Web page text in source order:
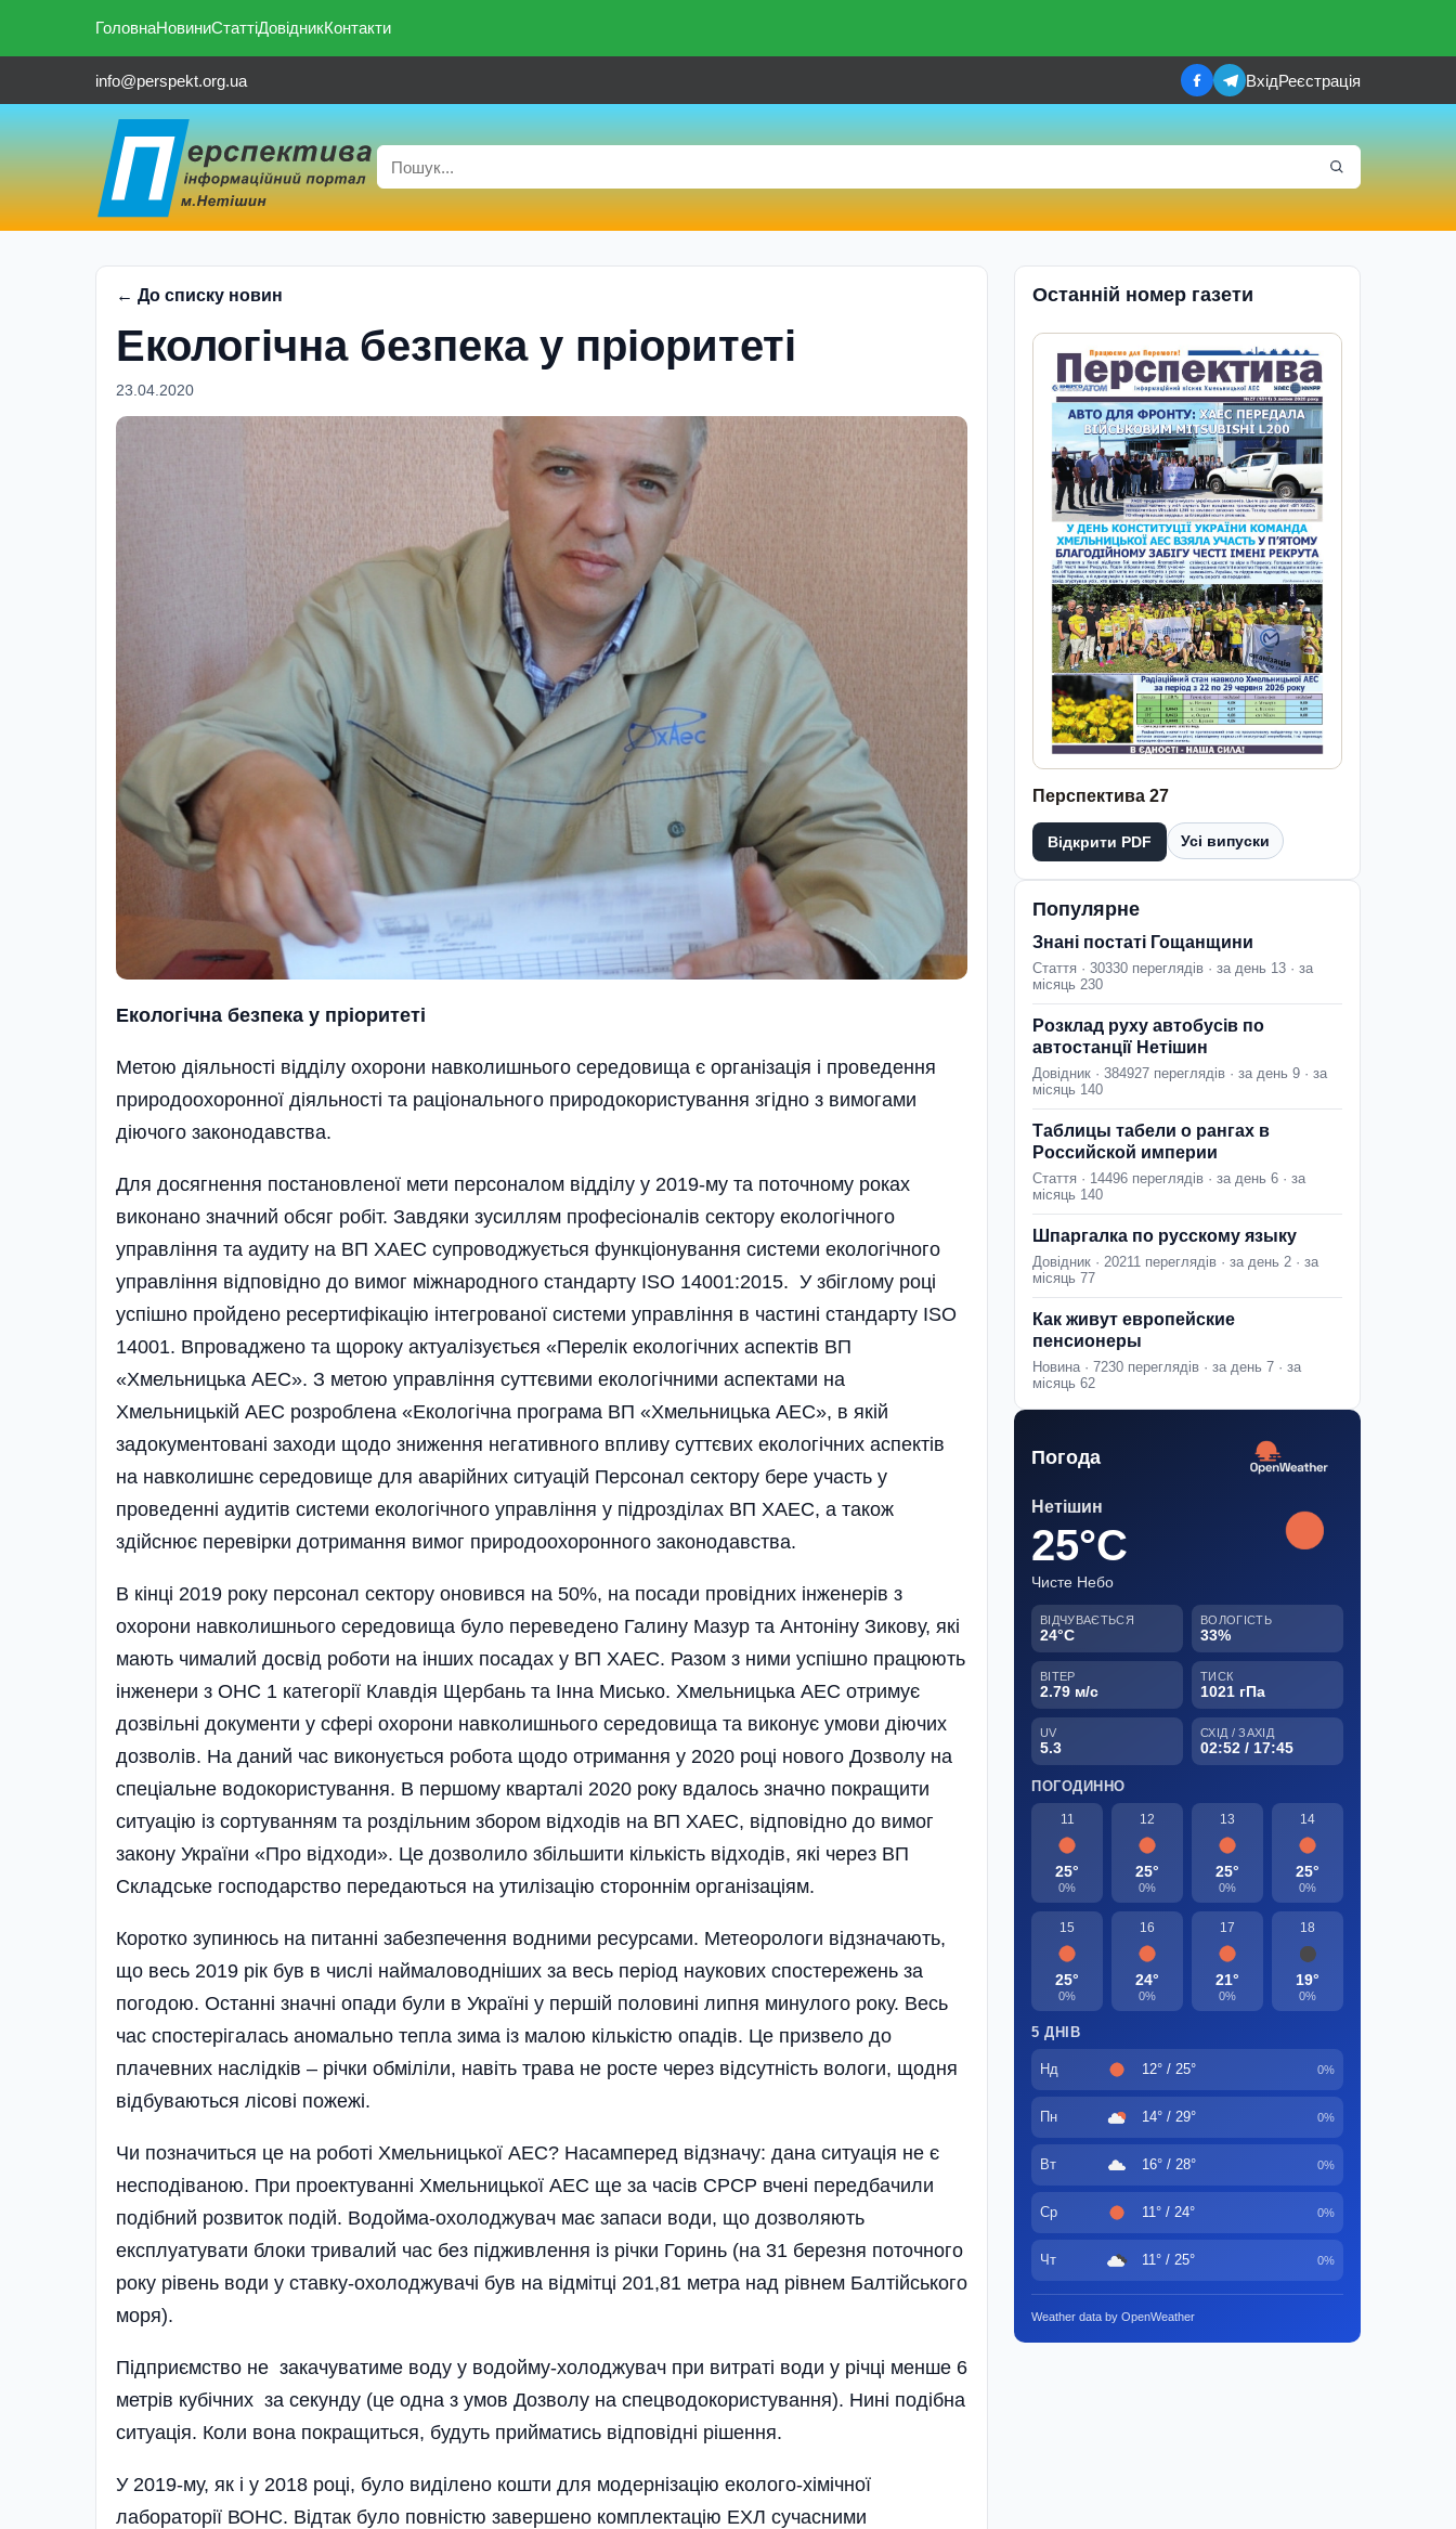
ГоловнаНовиниСтаттіДовідникКонтакти
info@perspekt.org.ua ВхідРеєстрація
← До списку новин
Екологічна безпека у пріоритеті
23.04.2020
Екологічна безпека у пріоритеті
Метою діяльності відділу охорони навколишнього середовища є організація і проведення
природоохоронної діяльності та раціонального природокористування згідно з вимогами
діючого законодавства.
Для досягнення постановленої мети персоналом відділу у 2019-му та поточному роках
виконано значний обсяг робіт. Завдяки зусиллям професіоналів сектору екологічного
управління та аудиту на ВП ХАЕС супроводжується функціонування системи екологічного
управління відповідно до вимог міжнародного стандарту ISO 14001:2015. У збіглому році
успішно пройдено ресертифікацію інтегрованої системи управління в частині стандарту ISO
14001. Впроваджено та щороку актуалізуєтьєя «Перелік екологічних аспектів ВП
«Хмельницька АЕС». З метою управління суттєвими екологічними аспектами на
Хмельницькій АЕС розроблена «Екологічна програма ВП «Хмельницька АЕС», в якій
задокументовані заходи щодо зниження негативного впливу суттєвих екологічних аспектів
на навколишнє середовище для аварійних ситуацій Персонал сектору бере участь у
проведенні аудитів системи екологічного управління у підрозділах ВП ХАЕС, а також
здійснює перевірки дотримання вимог природоохоронного законодавства.
В кінці 2019 року персонал сектору оновився на 50%, на посади провідних інженерів з
охорони навколишнього середовища було переведено Галину Мазур та Антоніну Зикову, які
мають чималий досвід роботи на інших посадах у ВП ХАЕС. Разом з ними успішно працюють
інженери з ОНС 1 категорії Клавдія Щербань та Інна Мисько. Хмельницька АЕС отримує
дозвільні документи у сфері охорони навколишнього середовища та виконує умови діючих
дозволів. На даний час виконується робота щодо отримання у 2020 році нового Дозволу на
спеціальне водокористування. В першому кварталі 2020 року вдалось значно покращити
ситуацію із сортуванням та роздільним збором відходів на ВП ХАЕС, відповідно до вимог
закону України «Про відходи». Це дозволило збільшити кількість відходів, які через ВП
Складське господарство передаються на утилізацію стороннім організаціям.
Коротко зупинюсь на питанні забезпечення водними ресурсами. Метеорологи відзначають,
що весь 2019 рік був в числі наймаловодніших за весь період наукових спостережень за
погодою. Останні значні опади були в Україні у першій половині липня минулого року. Весь
час спостерігалась аномально тепла зима із малою кількістю опадів. Це призвело до
плачевних наслідків – річки обміліли, навіть трава не росте через відсутність вологи, щодня
відбуваються лісові пожежі.
Чи позначиться це на роботі Хмельницької АЕС? Насамперед відзначу: дана ситуація не є
несподіваною. При проектуванні Хмельницької АЕС ще за часів СРСР вчені передбачили
подібний розвиток подій. Водойма-охолоджувач має запаси води, що дозволяють
експлуатувати блоки тривалий час без підживлення із річки Горинь (на 31 березня поточного
року рівень води у ставку-охолоджувачі був на відмітці 201,81 метра над рівнем Балтійського
моря).
Підприємство не закачуватиме воду у водойму-холоджувач при витраті води у річці менше 6
метрів кубічних за секунду (це одна з умов Дозволу на спецводокористування). Нині подібна
ситуація. Коли вона покращиться, будуть прийматись відповідні рішення.
У 2019-му, як і у 2018 році, було виділено кошти для модернізацію еколого-хімічної
лабораторії ВОНС. Відтак було повністю завершено комплектацію ЕХЛ сучасними
Останній номер газети
Перспектива 27
Відкрити PDF Усі випуски
Популярне
Знані постаті Гощанщини
Стаття · 30330 переглядів · за день 13 · за
місяць 230
Розклад руху автобусів по
автостанції Нетішин
Довідник · 384927 переглядів · за день 9 · за
місяць 140
Таблицы табели о рангах в
Российской империи
Стаття · 14496 переглядів · за день 6 · за
місяць 140
Шпаргалка по русскому языку
Довідник · 20211 переглядів · за день 2 · за
місяць 77
Как живут европейские
пенсионеры
Новина · 7230 переглядів · за день 7 · за
місяць 62
Погода
Нетішин
25°C
Чисте Небо
ВІДЧУВАЄТЬСЯ
24°C
ВОЛОГІСТЬ
33%
ВІТЕР
2.79 м/с
ТИСК
1021 гПа
UV
5.3
СХІД / ЗАХІД
02:52 / 17:45
ПОГОДИННО
11
25°
0%
12
25°
0%
13
25°
0%
14
25°
0%
15
25°
0%
16
24°
0%
17
21°
0%
18
19°
0%
5 ДНІВ
Нд 12° / 25° 0%
Пн 14° / 29° 0%
Вт 16° / 28° 0%
Ср 11° / 24° 0%
Чт 11° / 25° 0%
Weather data by OpenWeather